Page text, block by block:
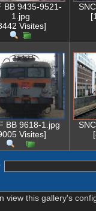
BB 9435-9521-
1.jpg
Visites]
BB 9618-1.jpg
Visites]
view this gallery's